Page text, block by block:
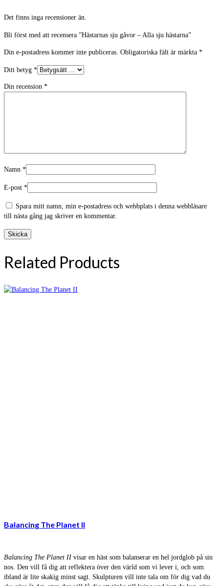
Det finns inga recensioner än.
Bli först med att recensera ”Hästarnas sju gåvor – Alla sju hästarna”
Din e-postadress kommer inte publiceras. Obligatoriska fält är märkta *
Ditt betyg *
Din recension *
Namn *
E-post *
Spara mitt namn, min e-postadress och webbplats i denna webbläsare
till nästa gång jag skriver en kommentar.
Related Products
Balancing The Planet II
Balancing The Planet II visar en häst som balanserar en hel jordglob på sin
nos. Den vill få dig att reflektera över den värld som vi lever i, och som
ibland är lite skakig minst sagt. Skulpturen vill inte tala om för dig vad du